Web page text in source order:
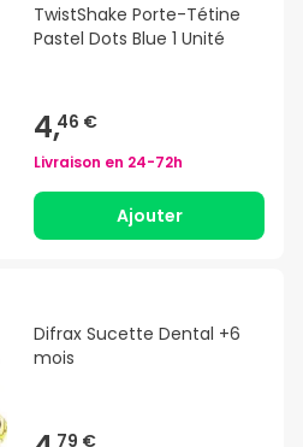
TwistShake Porte-Tétine
Pastel Dots Blue 1 Unité
4,46 €
Livraison en 24-72h
Ajouter
Difrax Sucette Dental +6
mois
79 €